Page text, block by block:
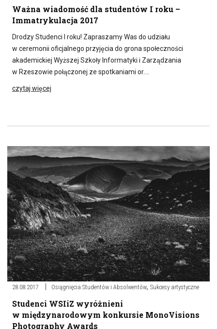
Ważna wiadomość dla studentów I roku –
Immatrykulacja 2017
Drodzy Studenci I roku! Zapraszamy Was do udziału
w ceremonii oficjalnego przyjęcia do grona społeczności
akademickiej Wyższej Szkoły Informatyki i Zarządzania
w Rzeszowie połączonej ze spotkaniami or….
czytaj więcej
28.08.2017 Osiągnięcia Studentów i Absolwentów, Sukcesy artystyczne
Studenci WSIiZ wyróżnieni
w międzynarodowym konkursie MonoVisions
Photography Awards